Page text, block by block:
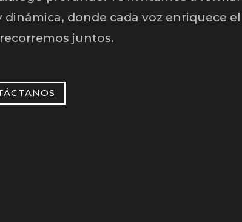
donde cada voz enriquece el
juntos.